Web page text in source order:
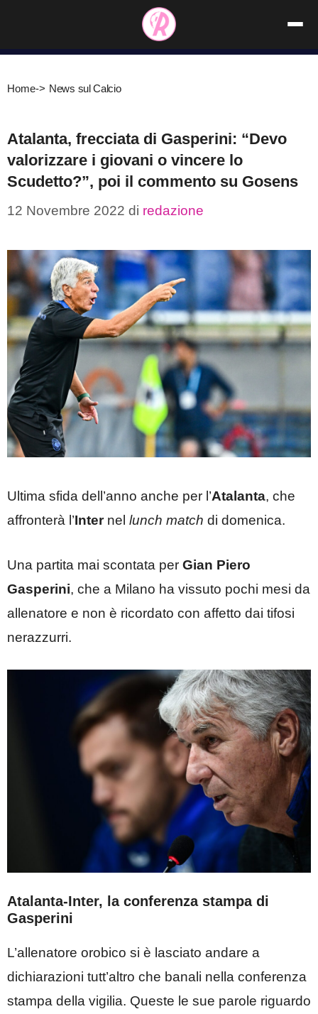
contenuto
Home-> News sul Calcio
Atalanta, frecciata di Gasperini: “Devo
valorizzare i giovani o vincere lo
Scudetto?”, poi il commento su Gosens
12 Novembre 2022 di redazione
Ultima sfida dell’anno anche per l’Atalanta, che
affronterà l’Inter nel lunch match di domenica.
Una partita mai scontata per Gian Piero
Gasperini, che a Milano ha vissuto pochi mesi da
allenatore e non è ricordato con affetto dai tifosi
nerazzurri.
Atalanta-Inter, la conferenza stampa di
Gasperini
L’allenatore orobico si è lasciato andare a
dichiarazioni tutt’altro che banali nella conferenza
stampa della vigilia. Queste le sue parole riguardo